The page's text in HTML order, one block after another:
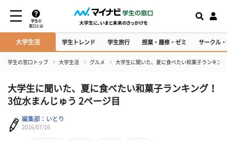
学生の
窓口とは
大学生活 学生トレンド 学生旅行 授業・履修・ゼミ サークル
学生の窓口トップ 大学生活 グルメ 大学生に聞いた、夏に食べたい和菓子ランキン
大学生に聞いた、夏に食べたい和菓子ランキング！
3位水まんじゅう 2ページ目
編集部：いとり
2016/07/16